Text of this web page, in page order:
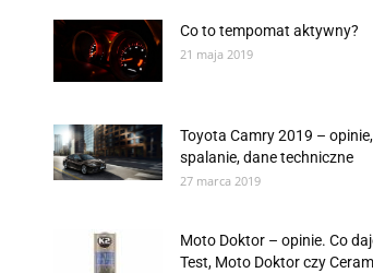
Co to tempomat aktywny?
21 maja 2019
Toyota Camry 2019 – opinie,
spalanie, dane techniczne
27 marca 2019
Moto Doktor – opinie. Co
Test, Moto Doktor czy